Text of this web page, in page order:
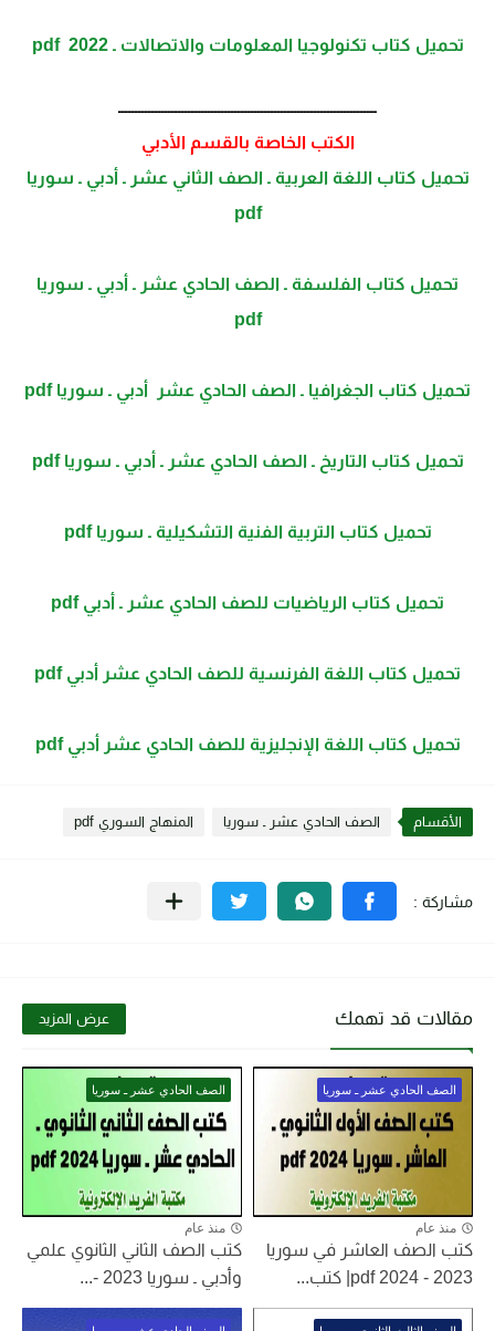
تحميل كتاب تكنولوجيا المعلومات والاتصالات ـ 2022 pdf
ــــــــــــــــــــــــــــــــــــــــــــــــــــــــــــــــــــــــــــــ
الكتب الخاصة بالقسم الأدبي
تحمیل كتاب اللغة العربیة ـ الصف الثاني عشر ـ أدبي ـ سوریا
pdf
تحمیل كتاب الفلسفة ـ الصف الحادي عشر ـ أدبي ـ سوریا
pdf
تحميل كتاب الجغرافيا ـ الصف الحادي عشر أدبي ـ سوريا pdf
تحمیل كتاب التاریخ ـ الصف الحادي عشر ـ أدبي ـ سوریا pdf
تحميل كتاب التربية الفنية التشكيلية ـ سوريا pdf
تحميل كتاب الرياضيات للصف الحادي عشر ـ أدبي pdf
تحميل كتاب اللغة الفرنسية للصف الحادي عشر أدبي pdf
تحميل كتاب اللغة الإنجليزية للصف الحادي عشر أدبي pdf
الأقسام الصف الحادي عشر ـ سوريا المنهاج السوري pdf
مقالات قد تهمك عرض المزيد
الصف الحادي عشر ـ سوريا
منذ عام
كتب الصف العاشر في سوريا
2023 - 2024 pdf| كتب...
الصف الحادي عشر ـ سوريا
منذ عام
كتب الصف الثاني الثانوي علمي
وأدبي ـ سوريا 2023 -...